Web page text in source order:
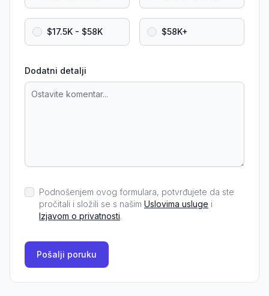
$17.5K - $58K $58K+
Dodatni detalji
Podnošenjem ovog formulara, potvrđujete da ste
pročitali i složili se s našim Uslovima usluge i
Izjavom o privatnosti.
Pošalji poruku